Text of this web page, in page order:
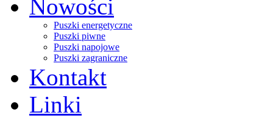
Nowości
Puszki energetyczne
Puszki piwne
Puszki napojowe
Puszki zagraniczne
Kontakt
Linki